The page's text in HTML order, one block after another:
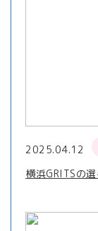
2025.04.12
横浜GRITSの